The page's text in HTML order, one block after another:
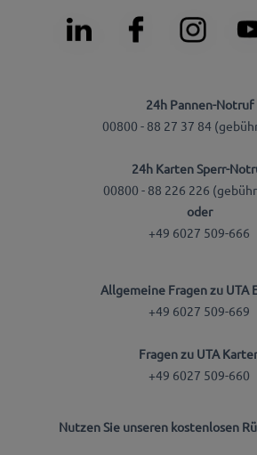
24h Pannen-Notruf
00800 - 88 27 37 84
24h Karten Sperr-
00800 - 88 226 226
oder
+49 6027 509-666
Allgemeine Fragen zu UTA
+49 6027 509-669
Fragen zu UTA
+49 6027 509-660
Nutzen Sie unseren kostenlosen